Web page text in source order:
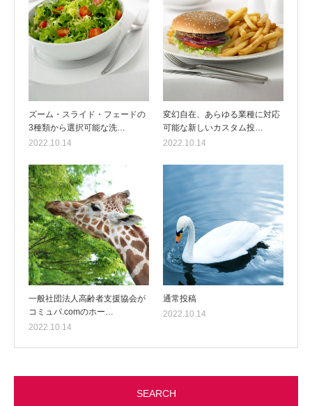
ズーム・スライド・フェードの
3種類から選択可能な洗…
2022.10.14
変幻自在、あらゆる業種に対応
可能な新しいカスタム投…
2022.10.14
一般社団法人高齢者支援協会が
コミュパ.comのホー…
2022.10.14
通常投稿
2022.10.14
SEARCH